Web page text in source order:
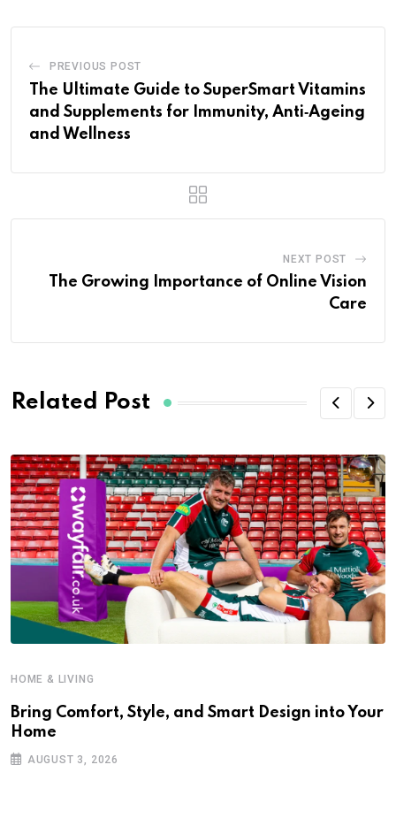
PREVIOUS POST
The Ultimate Guide to SuperSmart Vitamins
and Supplements for Immunity, Anti‑Ageing
and Wellness
NEXT POST
The Growing Importance of Online Vision
Care
Related Post
HOME & LIVING
Bring Comfort, Style, and Smart Design into Your
Home
AUGUST 3, 2026